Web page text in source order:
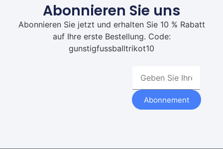
Abonnieren Sie uns
Abonnieren Sie jetzt und erhalten Sie 10 % Rabatt
auf Ihre erste Bestellung. Code:
gunstigfussballtrikot10
Abonnement